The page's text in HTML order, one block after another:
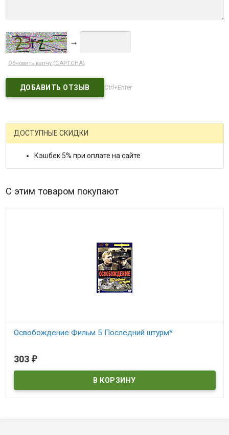
→
Обновить капчу (CAPTCHA)
Ctrl+Enter
ДОСТУПНЫЕ СКИДКИ
Кэшбек 5% при оплате на сайте
С этим товаром покупают
Освобождение Фильм 5 Последний штурм*
303 ₽